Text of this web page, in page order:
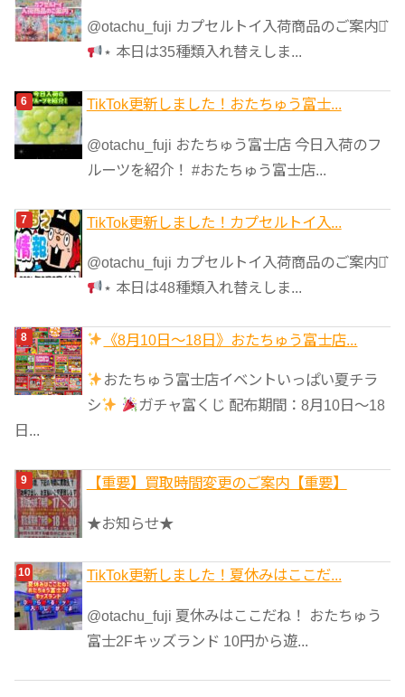
@otachu_fuji カプセルトイ入荷商品のご案内⋆͛
⋆ 本日は35種類入れ替えしま...
TikTok更新しました！おたちゅう富士...
@otachu_fuji おたちゅう富士店 今日入荷のフ
ルーツを紹介！ #おたちゅう富士店...
TikTok更新しました！カプセルトイ入...
@otachu_fuji カプセルトイ入荷商品のご案内⋆͛
⋆ 本日は48種類入れ替えしま...
《8月10日～18日》おたちゅう富士店...
おたちゅう富士店イベントいっぱい夏チラ
シ
ガチャ富くじ 配布期間：8月10日～18
日...
【重要】買取時間変更のご案内【重要】
★お知らせ★
TikTok更新しました！夏休みはここだ...
@otachu_fuji 夏休みはここだね！ おたちゅう
富士2Fキッズランド 10円から遊...